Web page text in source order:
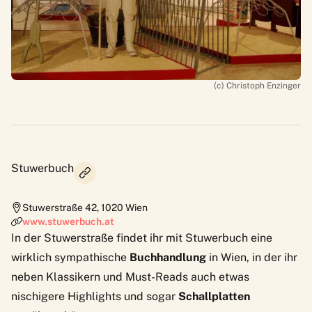
(c) Christoph Enzinger
Stuwerbuch
Stuwerstraße 42,1020 Wien
www.stuwerbuch.at
In der Stuwerstraße findet ihr mit Stuwerbuch eine
wirklich sympathische Buchhandlung in Wien, in der ihr
neben Klassikern und Must-Reads auch etwas
nischigere Highlights und sogar Schallplatten